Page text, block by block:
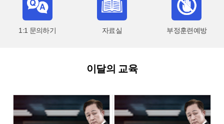
1:1 문의하기 자료실 부정훈련예방
이달의 교육